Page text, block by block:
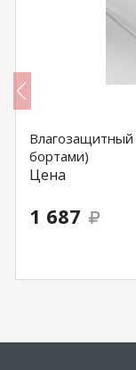
Влагозащитный
бортами)
Цена
1 687